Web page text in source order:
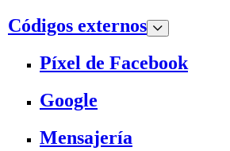
Códigos externos
Píxel de Facebook
Google
Mensajería